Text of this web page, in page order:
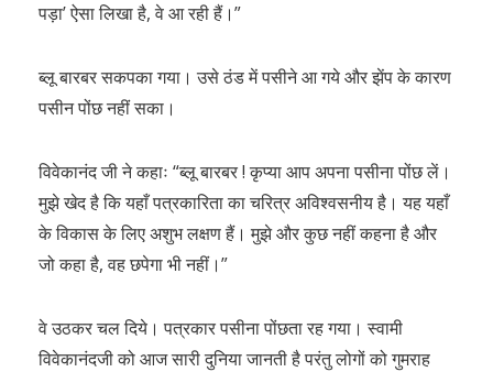
पड़ा’ ऐसा लिखा है, वे आ रही हैं।”
ब्लू बारबर सकपका गया। उसे ठंड में पसीने आ गये और झेंप के कारण
पसीन पोंछ नहीं सका।
विवेकानंद जी ने कहाः “ब्लू बारबर ! कृप्या आप अपना पसीना पोंछ लें।
मुझे खेद है कि यहाँ पत्रकारिता का चरित्र अविश्वसनीय है। यह यहाँ
के विकास के लिए अशुभ लक्षण हैं। मुझे और कुछ नहीं कहना है और
जो कहा है, वह छपेगा भी नहीं।”
वे उठकर चल दिये। पत्रकार पसीना पोंछता रह गया। स्वामी
विवेकानंदजी को आज सारी दुनिया जानती है परंतु लोगों को गुमराह